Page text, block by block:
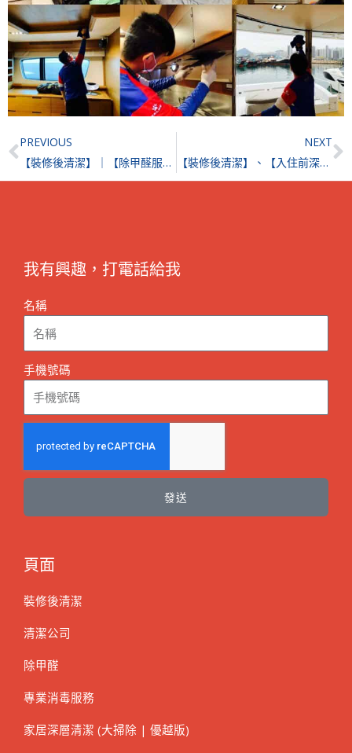
Prev
PREVIOUS
【裝修後清潔】｜【除甲醛服務】| 富豪山峯
NEXT
【裝修後清潔】、【入住前深層清潔】| 康樂園
我有興趣，打電話給我
名稱
手機號碼
發送
頁面
裝修後清潔
清潔公司
除甲醛
專業消毒服務
家居深層清潔 (大掃除 | 優越版)